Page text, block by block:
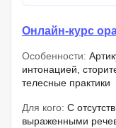
Онлайн-курс
Особенности:
интонацией,
телесные практики
Для кого: С
выраженными